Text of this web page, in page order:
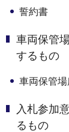
誓約書
車両保管
するもの
車両保管
入札参加
るもの